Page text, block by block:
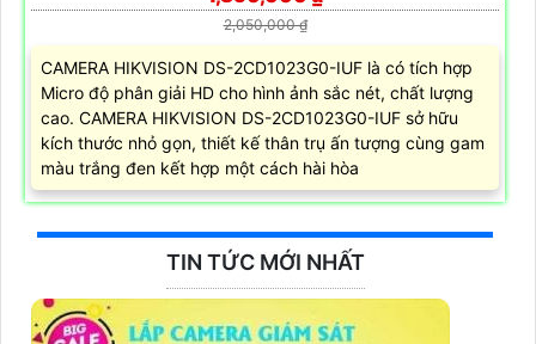
2,050,000 ₫
CAMERA HIKVISION DS-2CD1023G0-IUF là có tích hợp
Micro độ phân giải HD cho hình ảnh sắc nét, chất lượng
cao. CAMERA HIKVISION DS-2CD1023G0-IUF sở hữu
kích thước nhỏ gọn, thiết kế thân trụ ấn tượng cùng gam
màu trắng đen kết hợp một cách hài hòa
TIN TỨC MỚI NHẤT